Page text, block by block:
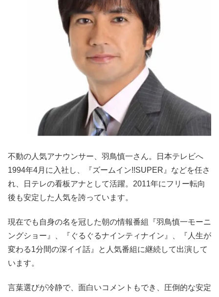
不動の人気アナウンサー、羽鳥慎一さん。日本テレビへ
1994年4月に入社し、『ズームイン!!SUPER』などを任さ
れ、日テレの看板アナとして活躍。2011年にフリー転向
後も安定した人気を誇っています。
現在でも自身の名を冠した朝の情報番組『羽鳥慎一モーニ
ングショー』、『ぐるぐるナインティナイン』、『人生が
変わる1分間の深イイ話』と人気番組に継続して出演して
います。
言葉選びが冷静で、面白いコメントもでき、圧倒的な安定